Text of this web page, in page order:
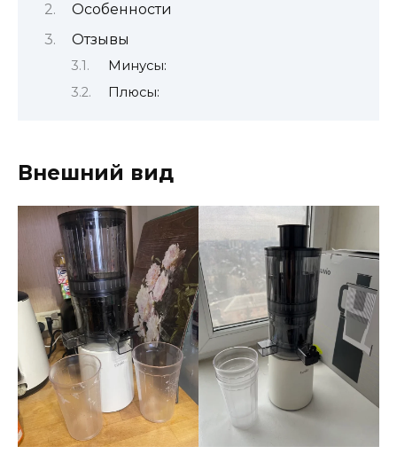
Особенности
Отзывы
Минусы:
Плюсы:
Внешний вид